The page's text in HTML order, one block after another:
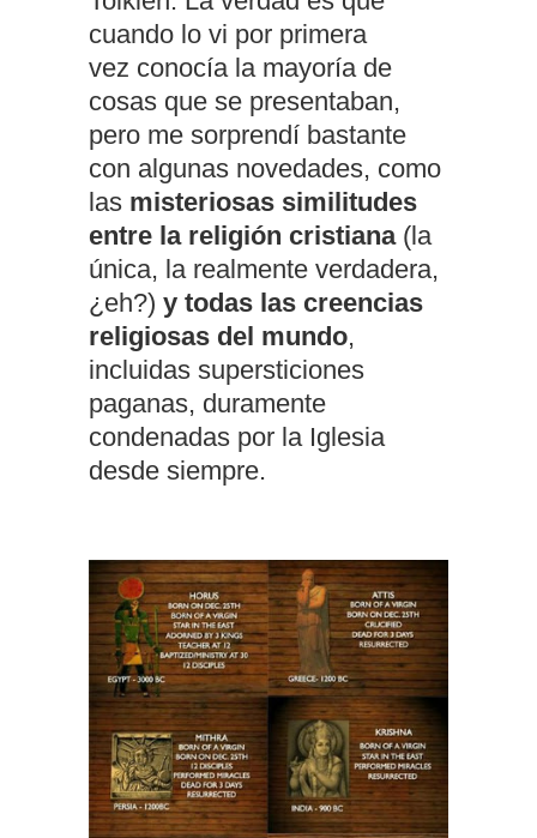
cuando lo vi por primera
vez conocíala mayoríade
cosas que se presentaban,
pero me sorprendí bastante
con algunas novedades, como
las misteriosas similitudes
entre la religión cristiana(la
única, la realmente verdadera,
¿eh?) y todas las creencias
religiosas del mundo,
incluidas supersticiones
paganas, duramente
condenadas por la Iglesia
desde siempre.